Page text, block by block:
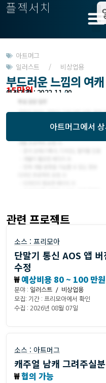
플젝서치
아트머그
일러스트 / 비상업용
부드러운 느낌의 여
15만원
모집기한 : 2022-11-09
예상기간 : 2022-11-30
아트머그에서
관련 프로젝트
소스 : 프리모아
단말기 통신 AOS 앱
수정
₩예상비용 80 ~ 100 만원
분야 : 일러스트 / 비상업용
모집: 기간 : 프리모아에서 확인
수집 : 2026년 08월 07일
소스 : 아트머그
캐주얼 남캐 그려주실
₩협의 가능